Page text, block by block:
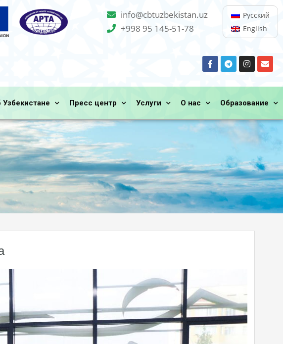
info@cbtuzbekistan.uz
+998 95 145-51-78
Русский
English
Узбекистане Пресс центр Услуги О нас Образование